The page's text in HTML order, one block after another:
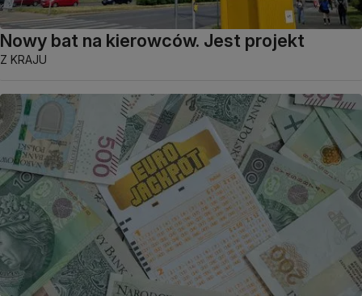
Nowy bat na kierowców. Jest projekt
Z KRAJU